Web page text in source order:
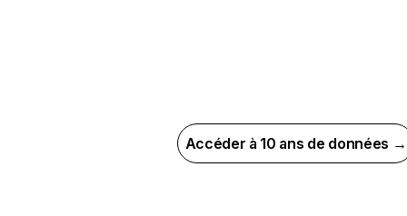
Accéder à 10 ans de données →